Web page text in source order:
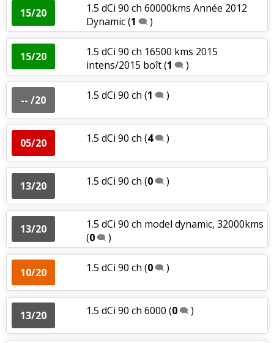
15/20
1.5 dCi 90 ch 60000kms Année 2012
Dynamic(1 )
15/20
1.5 dCi 90 ch 16500 kms 2015
intens/2015 boît(1 )
-- /20 1.5 dCi 90 ch (1 )
05/20 1.5 dCi 90 ch (4 )
13/20 1.5 dCi 90 ch (0 )
13/20
1.5 dCi 90 ch model dynamic, 32000kms
(0 )
10/20 1.5 dCi 90 ch (0 )
13/20 1.5 dCi 90 ch 6000 (0 )